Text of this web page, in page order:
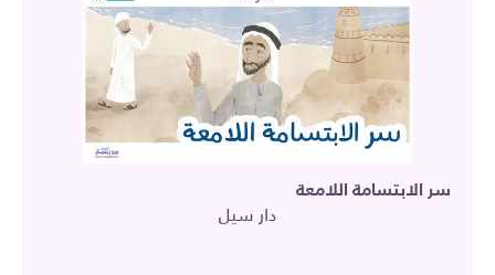
سر الابتسامة اللامعة
دار سيل